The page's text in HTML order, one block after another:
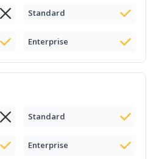
Standard
Enterprise
Standard
Enterprise